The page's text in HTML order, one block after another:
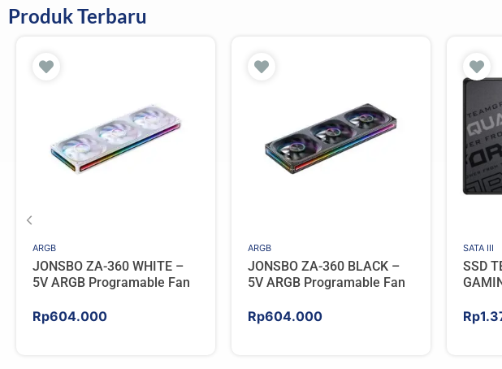
Produk Terbaru
ARGB
JONSBO ZA-360 WHITE –
5V ARGB Programable Fan
Rp604.000
ARGB
JONSBO ZA-360 BLACK –
5V ARGB Programable Fan
Rp604.000
SATA III
SSD
Rp